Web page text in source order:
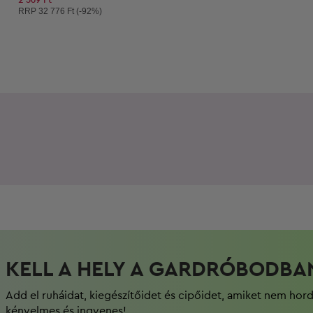
Ajánlott ár:
RRP 32 776 Ft (-92%)
KELL A HELY A
Add el ruháidat, kiegészítőidet és cipőidet, amiket nem
kényelmes és ingyenes!